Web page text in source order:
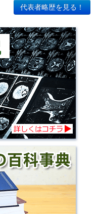
代表者略歴を見る！